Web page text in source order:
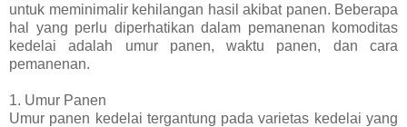
untuk meminimalir kehilangan hasil akibat panen. Beberapa
hal yang perlu diperhatikan dalam pemanenan komoditas
kedelai adalah umur panen, waktu panen, dan cara
pemanenan.
1. Umur Panen
Umur panen kedelai tergantung pada varietas kedelai yang